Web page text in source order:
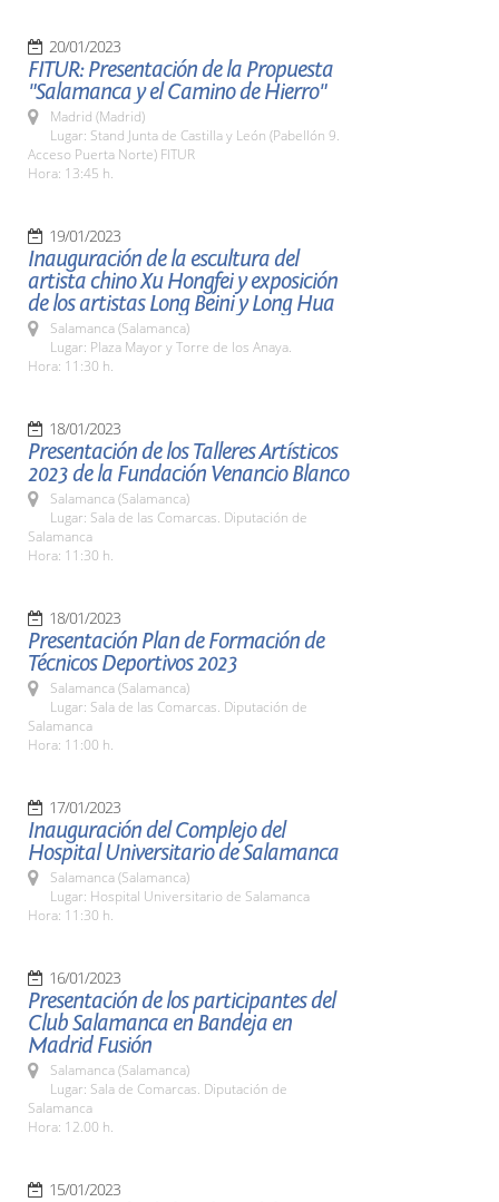
20/01/2023
FITUR: Presentación de la Propuesta
"Salamanca y el Camino de Hierro"
Madrid (Madrid)
Lugar: Stand Junta de Castilla y León (Pabellón 9.
Acceso Puerta Norte) FITUR
Hora: 13:45 h.
19/01/2023
Inauguración de la escultura del
artista chino Xu Hongfei y exposición
de los artistas Long Beini y Long Hua
Salamanca (Salamanca)
Lugar: Plaza Mayor y Torre de los Anaya.
Hora: 11:30 h.
18/01/2023
Presentación de los Talleres Artísticos
2023 de la Fundación Venancio Blanco
Salamanca (Salamanca)
Lugar: Sala de las Comarcas. Diputación de
Salamanca
Hora: 11:30 h.
18/01/2023
Presentación Plan de Formación de
Técnicos Deportivos 2023
Salamanca (Salamanca)
Lugar: Sala de las Comarcas. Diputación de
Salamanca
Hora: 11:00 h.
17/01/2023
Inauguración del Complejo del
Hospital Universitario de Salamanca
Salamanca (Salamanca)
Lugar: Hospital Universitario de Salamanca
Hora: 11:30 h.
16/01/2023
Presentación de los participantes del
Club Salamanca en Bandeja en
Madrid Fusión
Salamanca (Salamanca)
Lugar: Sala de Comarcas. Diputación de
Salamanca
Hora: 12.00 h.
15/01/2023